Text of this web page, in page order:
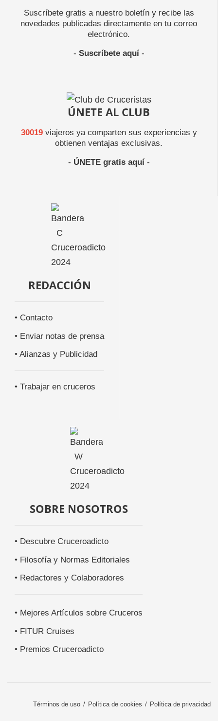
Suscríbete gratis a nuestro boletín y recibe las
novedades publicadas directamente en tu correo
electrónico.
- Suscríbete aquí-
ÚNETE AL CLUB
30019viajeros ya comparten sus experiencias y
obtienen ventajas exclusivas.
- ÚNETE gratis aquí-
REDACCIÓN
• Contacto
• Enviar notas de prensa
• Alianzas y Publicidad
• Trabajar en cruceros
SOBRE NOSOTROS
• Descubre Cruceroadicto
• Filosofía y Normas Editoriales
• Redactores y Colaboradores
• Mejores Artículos sobre Cruceros
• FITUR Cruises
• Premios Cruceroadicto
Términos de uso Política de cookies Política de privacidad